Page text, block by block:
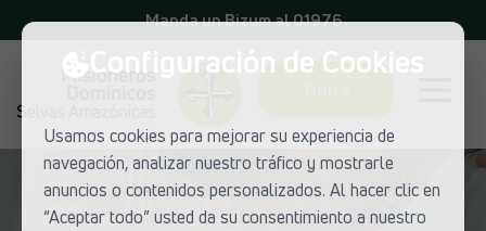
Configuración de Cookies
Usamos cookies para mejorar su experiencia de
navegación, analizar nuestro tráfico y mostrarle
anuncios o contenidos personalizados. Al hacer clic en
“Aceptar todo” usted da su consentimiento a nuestro
Manda un Bizum al 01976